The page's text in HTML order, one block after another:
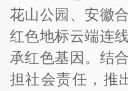
花山公园、安徽
红色地标云端连
承红色基因。结
担社会责任，推